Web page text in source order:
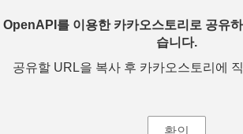
OpenAPI를 이용한 카카오스토리로 공유
습니다.
공유할 URL을 복사 후 카카오스토리에
확인